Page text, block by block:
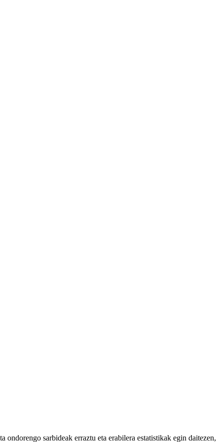
sarbideak erraztu eta erabilera estatistikak egin daitezen,